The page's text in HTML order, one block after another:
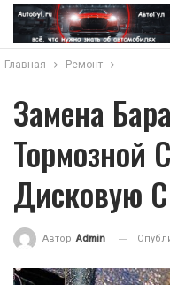
Главная Ремонт
Замена
Тормозной
Дисковую
Автор Admin